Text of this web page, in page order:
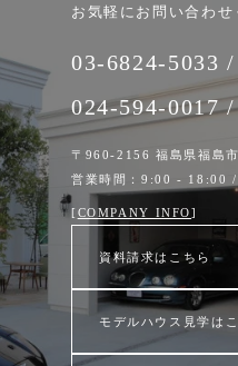
お気軽にお問い合わせ
03-6824-5033
024-594-0017
〒960-2156 福島県福島
営業時間：9:00 - 18:00 /
[ COMPANY INFO]
資料請求はこちら
モデルハウス見学は